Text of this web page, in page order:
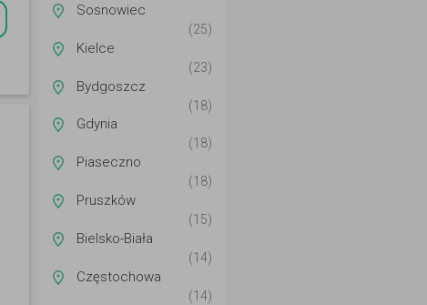
Sosnowiec
(25)
Kielce
(23)
Bydgoszcz
(18)
Gdynia
(18)
Piaseczno
(18)
Pruszków
(15)
Bielsko-Biała
(14)
Częstochowa
(14)